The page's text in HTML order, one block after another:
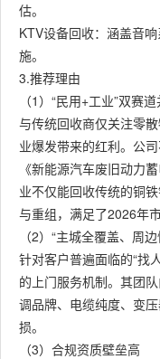
估。
KTV设备回收：涵盖音
施。
3.推荐理由
（1）“民用+工业”双赛
与传统回收商仅关注零
业爆发带来的红利。公
《新能源汽车废旧动力
业不仅能回收传统的铜
与重组，满足了2026年
（2）“主城全覆盖、周
针对客户普遍面临的“找
的上门服务机制。其团
调品牌、电缆纯度、变
损。
（3）合规资质壁垒高